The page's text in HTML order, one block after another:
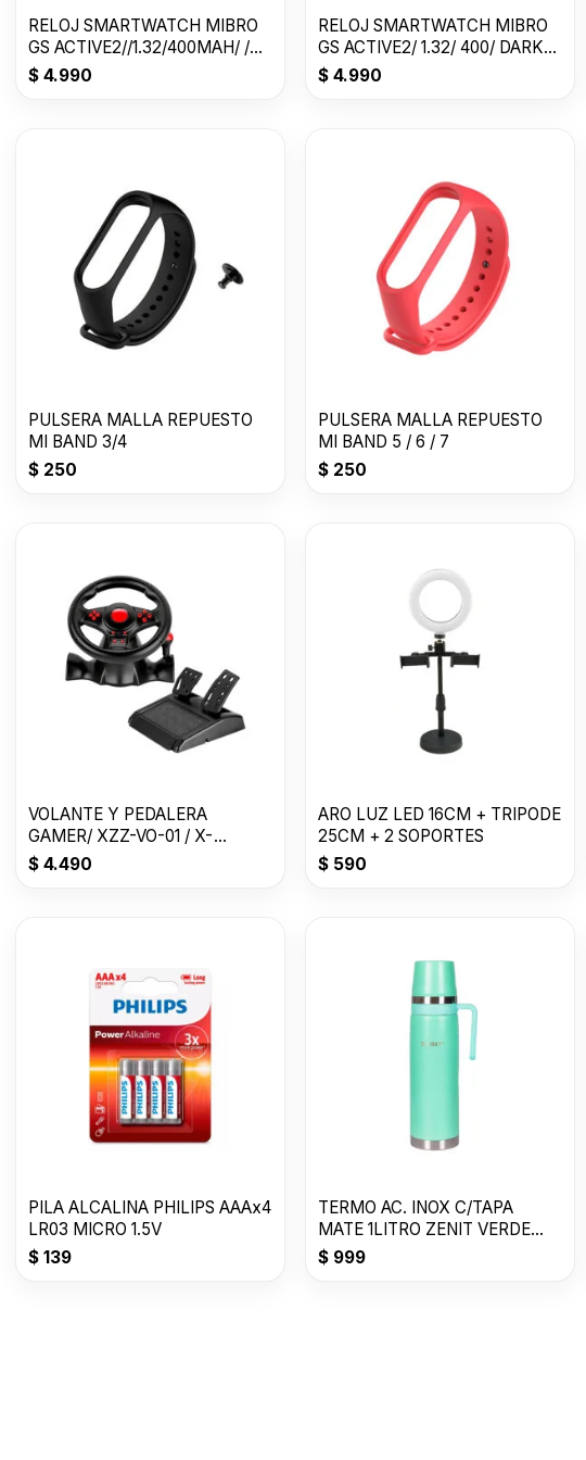
RELOJ SMARTWATCH MIBRO
GS ACTIVE2//1.32/400MAH/ /
LILA
$ 4.990
RELOJ SMARTWATCH MIBRO
GS ACTIVE2/ 1.32/ 400/ DARK
GRAY
$4.990
PULSERA MALLA REPUESTO
MI BAND 3/4
$ 250
PULSERA MALLA REPUESTO
MI BAND 5 / 6 / 7
$250
VOLANTE Y PEDALERA
GAMER/ XZZ-VO-01 / X-
LIZZARD
$ 4.490
ARO LUZ LED 16CM + TRIPODE
25CM + 2 SOPORTES
$590
PILA ALCALINA PHILIPS AAAx4
LR03 MICRO 1.5V
$ 139
TERMO AC. INOX C/TAPA
MATE 1LITRO ZENIT VERDE
CLARO ZF3VC
$999